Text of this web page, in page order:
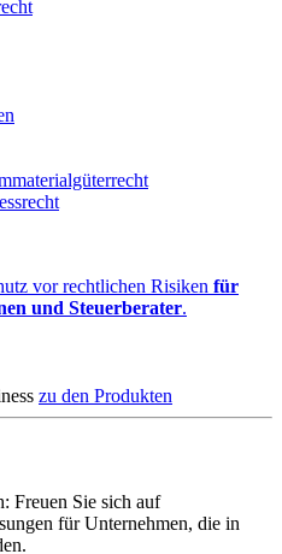
vor rechtlichen Risiken für
und Steuerberater.
zu den Produkten
Freuen Sie sich auf
für Unternehmen, die in